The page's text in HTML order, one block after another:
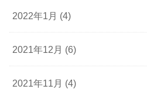
2022年1月 (4)
2021年12月 (6)
2021年11月 (4)